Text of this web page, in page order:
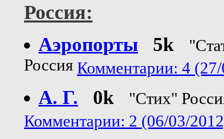
Россия:
Аэропорты 5k
Россия Комментарии: 4
А. Г. 0k
"Стих"
Комментарии: 2 (06/03/